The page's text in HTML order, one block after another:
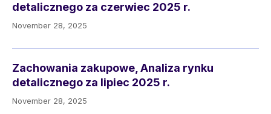
detalicznego za czerwiec 2025 r.
November 28, 2025
Zachowania zakupowe, Analiza rynku
detalicznego za lipiec 2025 r.
November 28, 2025